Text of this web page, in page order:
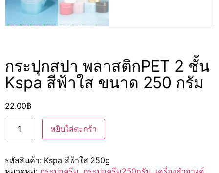
กระปุกสปา พลาสติกPET 2 ชั้น
Kspa สีฟ้าใส ขนาด 250 กรัม
22.00฿
หยิบใส่ตะกร้า
รหัสสินค้า: Kspa สีฟ้าใส 250g